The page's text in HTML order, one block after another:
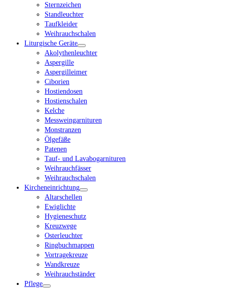
Sternzeichen
Standleuchter
Taufkleider
Weihrauchschalen
Liturgische Geräte
Akolythenleuchter
Aspergille
Aspergilleimer
Ciborien
Hostiendosen
Hostienschalen
Kelche
Messweingarnituren
Monstranzen
Ölgefäße
Patenen
Tauf- und Lavabogarnituren
Weihrauchfässer
Weihrauchschalen
Kircheneinrichtung
Altarschellen
Ewiglichte
Hygieneschutz
Kreuzwege
Osterleuchter
Ringbuchmappen
Vortragekreuze
Wandkreuze
Weihrauchständer
Pflege